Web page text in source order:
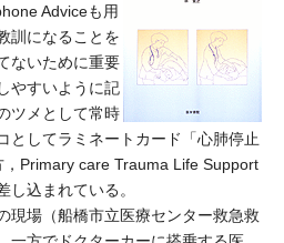
Adviceも用
訓になることを
ないために重要
やすいように記
ツメとして常時
としてラミネートカード「心肺停止
，Primary care Trauma Life Support
し込まれている。
場（船橋市立医療センター救急救